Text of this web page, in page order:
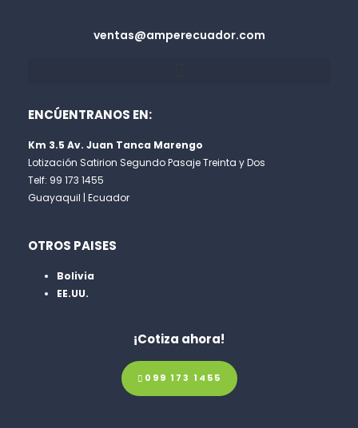
ventas@amperecuador.com
ENCÚENTRANOS EN:
Km 3.5 Av. Juan Tanca Marengo
Lotización Satirion Segundo Pasaje Treinta y Dos
Telf: 99 173 1455
Guayaquil | Ecuador
OTROS PAISES
Bolivia
EE.UU.
¡Cotiza ahora!
099 173 1455